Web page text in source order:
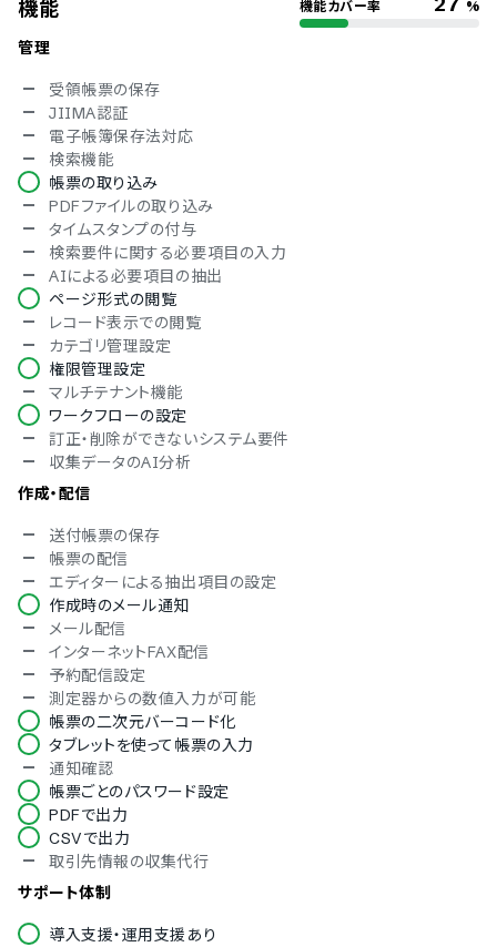
機能 機能カバー率 %
管理
受領帳票の保存
JIIMA認証
電子帳簿保存法対応
検索機能
帳票の取り込み
PDFファイルの取り込み
タイムスタンプの付与
検索要件に関する必要項目の入力
AIによる必要項目の抽出
ページ形式の閲覧
レコード表示での閲覧
カテゴリ管理設定
権限管理設定
マルチテナント機能
ワークフローの設定
訂正・削除ができないシステム要件
収集データのAI分析
作成・配信
送付帳票の保存
帳票の配信
エディターによる抽出項目の設定
作成時のメール通知
メール配信
インターネットFAX配信
予約配信設定
測定器からの数値入力が可能
帳票の二次元バーコード化
タブレットを使って帳票の入力
通知確認
帳票ごとのパスワード設定
PDFで出力
CSVで出力
取引先情報の収集代行
サポート体制
導入支援・運用支援あり